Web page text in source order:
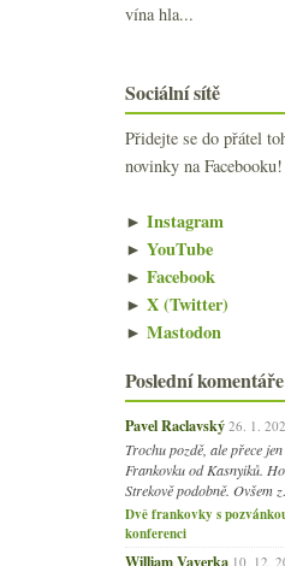
vína hla...
Sociální sítě
Přidejte se do přátel
novinky na
► Instagram
► YouTube
► Facebook
► X (Twitter)
► Mastodon
Poslední komentáře
Pavel Raclavský 26. 1.
Trochu pozdě, ale přece
Frankovku od Kasnyiků.
Strekově podobně. Ovšem
Dvě frankovky s
konferenci
William Vaverka 10. 12.